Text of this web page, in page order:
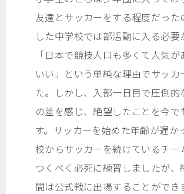
友達とサッカーをする程度だった
した中学校では部活動に入る必要
「日本で競技人口も多くて人気
いい」という単純な理由でサッカ
た。しかし、入部一日目で圧倒的
の差を感じ、絶望したことを今で
す。サッカーを始めた年齢が遅か
校からサッカーを続けているチー
つくべく必死に練習しましたが、
間は公式戦に出場することができ